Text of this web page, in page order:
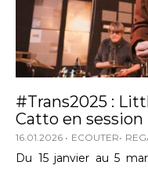
#Trans2025 :
Catto en session
16.01.2026 ECOUTER
Du 15 janvier au 5